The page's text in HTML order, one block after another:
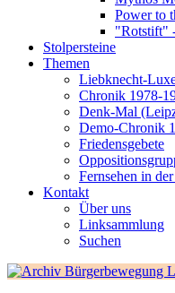
Power to
"Rotstift"
Stolpersteine
Themen
Liebknecht-
Chronik 1978-
Denk-Mal
Demo-Chronik
Friedensgebete
Fernsehen in
Kontakt
Über uns
Linksammlung
Suchen